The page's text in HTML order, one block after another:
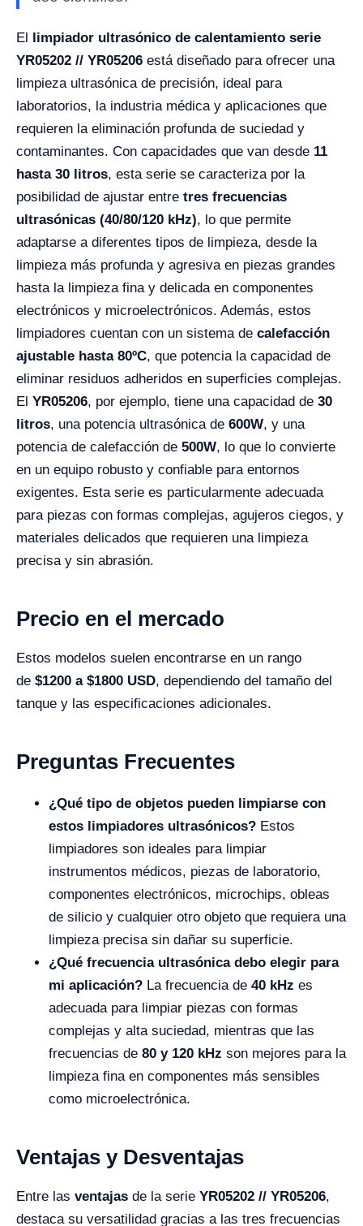
El limpiador ultrasónico de calentamiento serie
YR05202 // YR05206 está diseñado para ofrecer una
limpieza ultrasónica de precisión, ideal para
laboratorios, la industria médica y aplicaciones que
requieren la eliminación profunda de suciedad y
contaminantes. Con capacidades que van desde 11
hasta 30 litros, esta serie se caracteriza por la
posibilidad de ajustar entre tres frecuencias
ultrasónicas (40/80/120 kHz), lo que permite
adaptarse a diferentes tipos de limpieza, desde la
limpieza más profunda y agresiva en piezas grandes
hasta la limpieza fina y delicada en componentes
electrónicos y microelectrónicos. Además, estos
limpiadores cuentan con un sistema de calefacción
ajustable hasta 80ºC, que potencia la capacidad de
eliminar residuos adheridos en superficies complejas.
El YR05206, por ejemplo, tiene una capacidad de 30
litros, una potencia ultrasónica de 600W, y una
potencia de calefacción de 500W, lo que lo convierte
en un equipo robusto y confiable para entornos
exigentes. Esta serie es particularmente adecuada
para piezas con formas complejas, agujeros ciegos, y
materiales delicados que requieren una limpieza
precisa y sin abrasión.
Precio en el mercado
Estos modelos suelen encontrarse en un rango
de $1200 a $1800 USD, dependiendo del tamaño del
tanque y las especificaciones adicionales.
Preguntas Frecuentes
¿Qué tipo de objetos pueden limpiarse con
estos limpiadores ultrasónicos? Estos
limpiadores son ideales para limpiar
instrumentos médicos, piezas de laboratorio,
componentes electrónicos, microchips, obleas
de silicio y cualquier otro objeto que requiera una
limpieza precisa sin dañar su superficie.
¿Qué frecuencia ultrasónica debo elegir para
mi aplicación? La frecuencia de 40 kHz es
adecuada para limpiar piezas con formas
complejas y alta suciedad, mientras que las
frecuencias de 80 y 120 kHz son mejores para la
limpieza fina en componentes más sensibles
como microelectrónica.
Ventajas y Desventajas
Entre las ventajas de la serie YR05202 // YR05206,
destaca su versatilidad gracias a las tres frecuencias